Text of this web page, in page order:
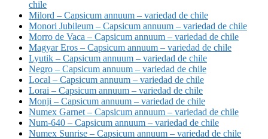
chile
Milord – Capsicum annuum – variedad de chile
Monori Jubileum – Capsicum annuum – variedad de chile
Morro de Vaca – Capsicum annuum – variedad de chile
Magyar Eros – Capsicum annuum – variedad de chile
Lyutik – Capsicum annuum – variedad de chile
Negro – Capsicum annuum – variedad de chile
Local – Capsicum annuum – variedad de chile
Lorai – Capsicum annuum – variedad de chile
Monji – Capsicum annuum – variedad de chile
Numex Garnet – Capsicum annuum – variedad de chile
Num-640 – Capsicum annuum – variedad de chile
Numex Sunrise – Capsicum annuum – variedad de chile